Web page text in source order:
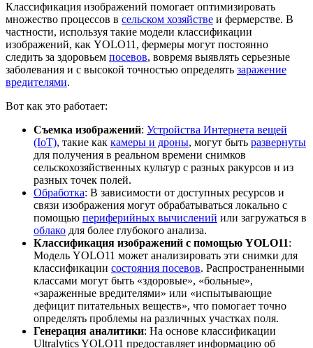
Классификация изображений помогает оптимизировать
множество процессов в сельском хозяйстве и фермерстве. В
частности, используя такие модели классификации
изображений, как YOLO11, фермеры могут постоянно
следить за здоровьем посевов, вовремя выявлять серьезные
заболевания и с высокой точностью определять заражение
вредителями.
Вот как это работает:
Съемка изображений: Устройства Интернета вещей
(IoT), такие как камеры и дроны, могут быть развернуты
для получения в реальном времени снимков
сельскохозяйственных культур с разных ракурсов и из
разных точек полей.
Обработка: В зависимости от доступных ресурсов и
связи изображения могут обрабатываться локально с
помощью периферийных вычислений или загружаться в
облако для более глубокого анализа.
Классификация изображений с помощью YOLO11:
Модель YOLO11 может анализировать эти снимки для
классификации состояния посевов. Распространенными
классами могут быть «здоровые», «больные»,
«зараженные вредителями» или «испытывающие
дефицит питательных веществ», что помогает точно
определять проблемы на различных участках поля.
Генерация аналитики: На основе классификации
Ultralytics YOLO11 предоставляет информацию об